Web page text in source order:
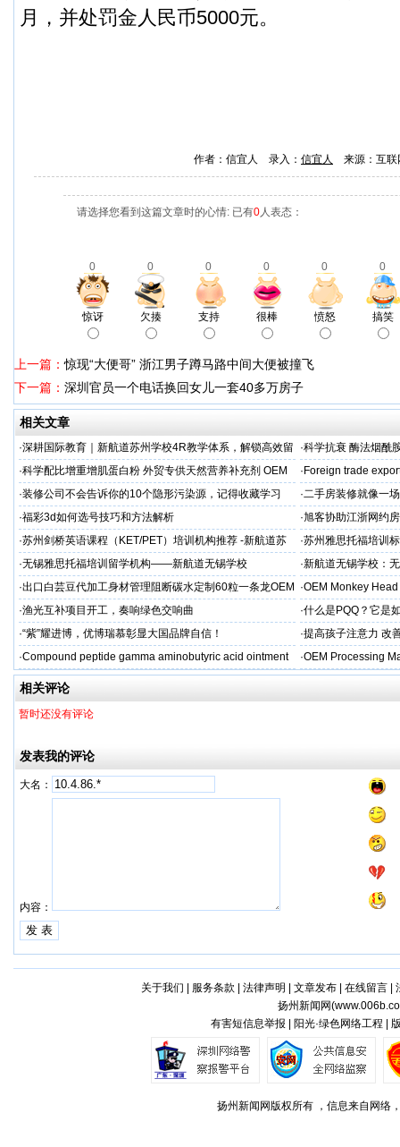
月，并处罚金人民币5000元。
作者：信宜人 录入： 信宜人 来源：互
请选择您看到这篇文章时的心情: 已有0人表态：
0 0 0 0 0 0
惊讶 欠揍 支持 很棒 愤怒 搞笑
上一篇：惊现“大便哥” 浙江男子蹲马路中间大便被撞飞
下一篇： 深圳官员一个电话换回女儿一套40多万房子
相关文章
·深耕国际教育｜新航道苏州学校4R教学体系，解锁高效留
学备考之路
·科学抗衰 酶法烟酰
M/ODM定制
·科学配比增重增肌蛋白粉 外贸专供天然营养补充剂 OEM
源头定制
· Foreign trade
·装修公司不会告诉你的10个隐形污染源，记得收藏学习 ·二手房装修就像一
糟心！看完这篇再开
·福彩3d如何选号技巧和方法解析 ·旭客协助江浙网约
标杆
·苏州剑桥英语课程（KET/PET）培训机构推荐 -新航道苏
州学校
·苏州雅思托福培训
率领先
·无锡雅思托福培训留学机构——新航道无锡学校 ·新航道无锡学校：
·出口白芸豆代加工身材管理阻断碳水定制60粒一条龙OEM
贴牌
·OEM Monkey
aps
·渔光互补项目开工，奏响绿色交响曲 ·什么是PQQ？它是
·“紫”耀进博，优博瑞慕彰显大国品牌自信！ ·提高孩子注意力 改
·Compound peptide gamma aminobutyric acid ointment ·OEM Processing
相关评论
暂时还没有评论
发表我的评论
大名：
内容：
关于我们 服务条款 法律声明 文章发布| 在线留言|
扬州新闻网(
有害短信息举报 | 阳光·绿色网络工程 |
扬州新闻网版权所有 ，信息来自网络